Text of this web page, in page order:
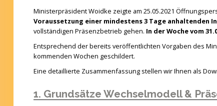
Ministerpräsident Woidke zeigte am 25.05.2021
Voraussetzung einer mindestens 3 Tage anhaltenden
vollständigen Präsenzbetrieb gehen. In der Woche vom
Entsprechend der bereits veröffentlichten Vorgaben des
kommenden Wochen geschildert.
Eine detaillierte Zusammenfassung stellen wir Ihnen als
1. Grundsätze Wechselmodell &